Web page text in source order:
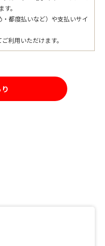
。
都度払いなど）や支払いサイ
利用いただけます。